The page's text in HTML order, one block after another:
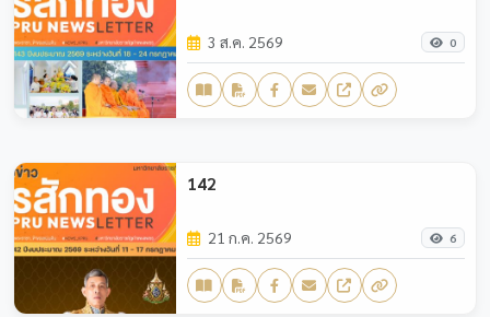
3 ส.ค. 2569 0
142
21 ก.ค. 2569 6